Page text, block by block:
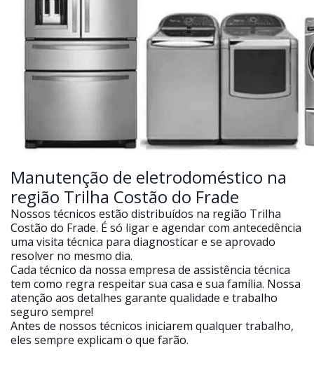
Manutenção de eletrodoméstico na
região Trilha Costão do Frade
Nossos técnicos estão distribuídos na região Trilha
Costão do Frade. É só ligar e agendar com antecedência
uma visita técnica para diagnosticar e se aprovado
resolver no mesmo dia.
Cada técnico da nossa empresa de assistência técnica
tem como regra respeitar sua casa e sua família. Nossa
atenção aos detalhes garante qualidade e trabalho
seguro sempre!
Antes de nossos técnicos iniciarem qualquer trabalho,
eles sempre explicam o que farão.